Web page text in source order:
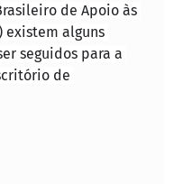
de Apoio às
existem alguns
seguidos para a
de